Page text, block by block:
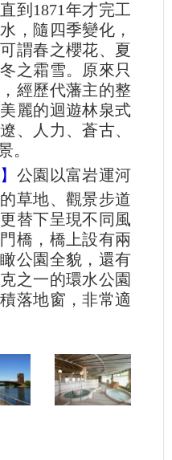
到1871年才完工
，隨四季變化，
謂春之櫻花、夏
之霜雪。原來只
經歷代藩主的整
麗的迴遊林泉式
、人力、蒼古、
。
公園以富岩運河
草地、觀景步道
替下呈現不同風
橋，橋上設有兩
公園全貌，還有
之一的環水公園
落地窗，非常適